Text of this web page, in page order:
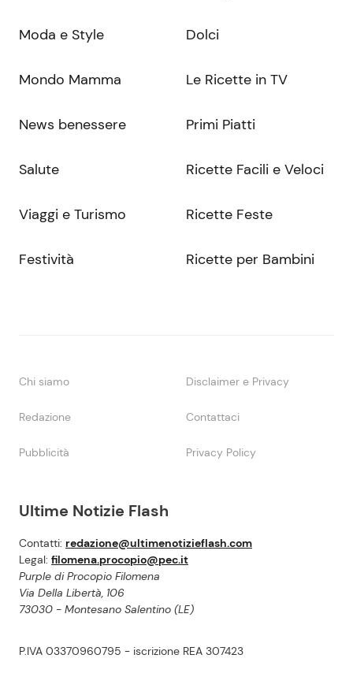
Ultime Notizie Flash
Contatti: redazione@ultimenotizieflash.com
Legal: filomena.procopio@pec.it
Purple di Procopio Filomena
Via Della Libertà, 106
73030 - Montesano Salentino (LE)
P.IVA 03370960795 - iscrizione REA 307423
Moda e Style
Mondo Mamma
News benessere
Salute
Viaggi e Turismo
Festività
Dolci
Le Ricette in TV
Primi Piatti
Ricette Facili e Veloci
Ricette Feste
Ricette per Bambini
Chi siamo Disclaimer e Privacy
Redazione Contattaci
Pubblicità Privacy Policy